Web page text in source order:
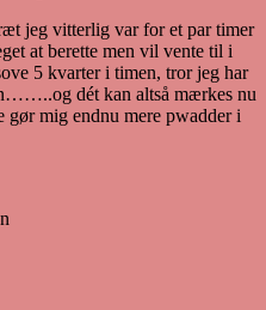
jeg vitterlig var for et par timer
at berette men vil vente til i
5 kvarter i timen, tror jeg har
dét kan altså mærkes nu
gør mig endnu mere pwadder i